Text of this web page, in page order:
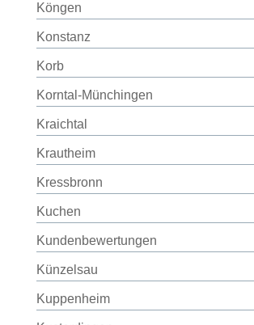
Köngen
Konstanz
Korb
Korntal-Münchingen
Kraichtal
Krautheim
Kressbronn
Kuchen
Kundenbewertungen
Künzelsau
Kuppenheim